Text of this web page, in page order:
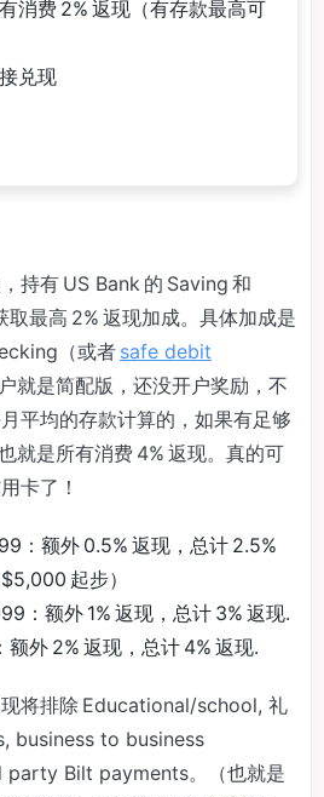
消费 2% 返现（有存款最高可
兑现
持有 US Bank 的 Saving 和
最高 2% 返现加成。具体加成是
（或者 safe debit
就是简配版，还没开户奖励，不
平均的存款计算的，如果有足够
就是所有消费 4% 返现。真的可
卡了！
：额外 0.5% 返现，总计 2.5%
起步）
：额外 1% 返现，总计 3% 返现.
外 2% 返现，总计 4% 返现.
将排除 Educational/school, 礼
business to business
Bilt payments。（也就是